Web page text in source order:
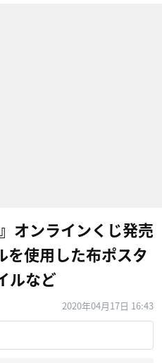
オンラインくじ発売
を使用した布ポスタ
ルなど
2020年04月17日 16:43